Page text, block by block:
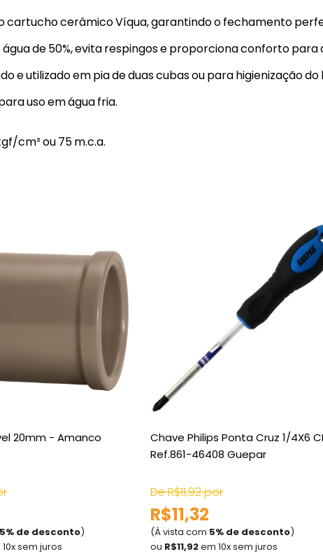
cartucho cerâmico Víqua, garantindo o fechamento
de 50%, evita respingos e proporciona conforto para
e utilizado em pia de duas cubas ou para higienização
uso em água fria.
cm² ou 75 m.c.a.
20mm - Amanco
5% de desconto)
sem juros
Chave Philips Ponta Cruz 1/4X6
Ref.861-46408 Guepar
De R$11,92 por
R$11,32
(À vista com 5% de desconto)
ou R$11,92em 10x sem juros